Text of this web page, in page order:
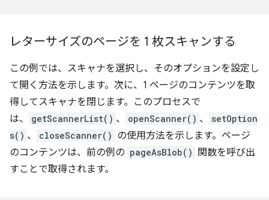
レターサイズのページを 1 枚スキャンする
この例では、スキャナを選択し、そのオプションを設定し
て開く方法を示します。次に、1 ページのコンテンツを取
得してスキャナを閉じます。このプロセスで
は、
getScannerList() 、 openScanner() 、
setOption
s() 、 closeScanner() の使用方法を示します。ページ
のコンテンツは、前の例の pageAsBlob()
関数を呼び出
すことで取得されます。